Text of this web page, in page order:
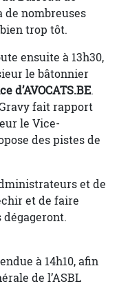
de nombreuses
bien trop tôt.
ensuite à 13h30,
le bâtonnier
d’AVOCATS.BE.
fait rapport
le Vice-
des pistes de
et de
et de faire
à 14h10, afin
de l’ASBL